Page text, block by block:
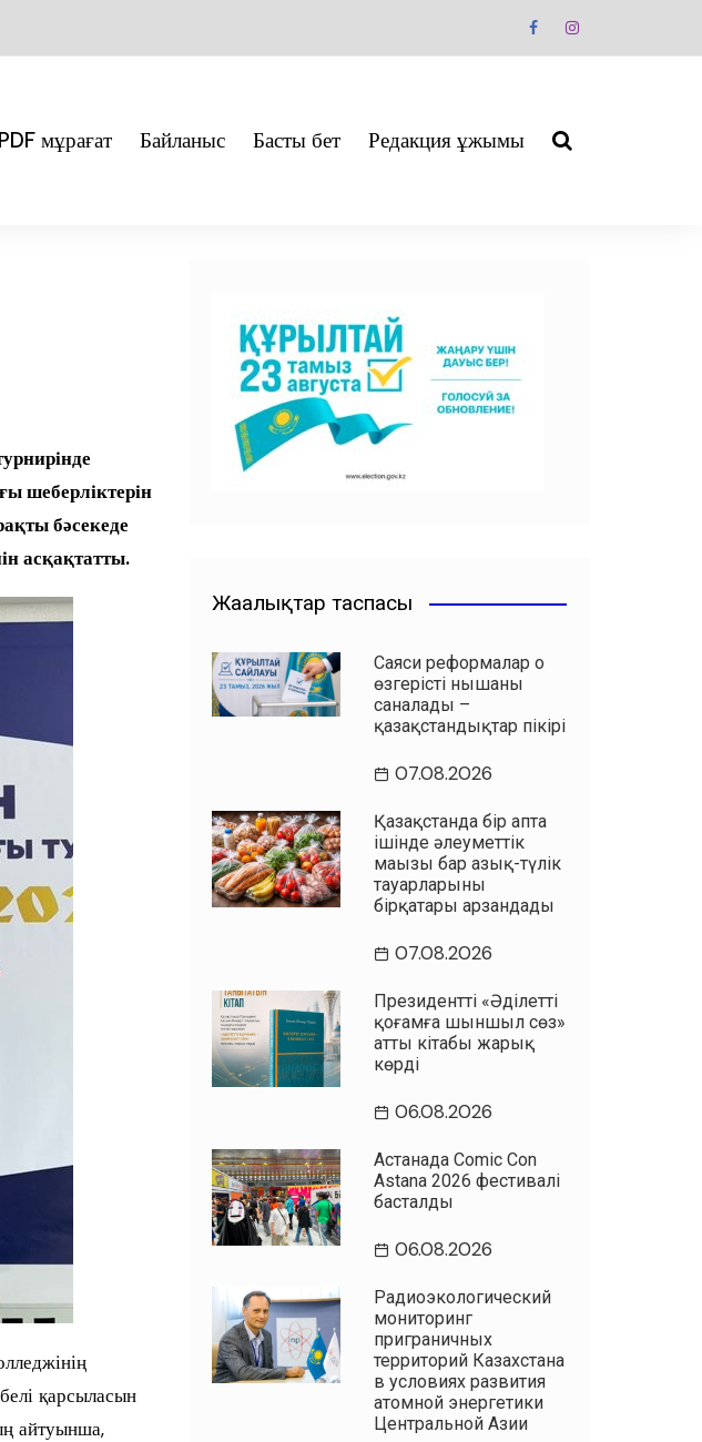
PDF мұрағат Байланыс Басты бет Редакция ұжымы
шеберліктерін
бәсекеде
асқақтатты.
қарсыласын
айтуынша,
Жаңалықтар таспасы
Саяси реформалар оң
өзгерістің нышаны
саналады –
қазақстандықтар пікірі
07.08.2026
Қазақстанда бір апта
ішінде әлеуметтік
маңызы бар азық-түлік
тауарларының
бірқатары арзандады
07.08.2026
Президенттің «Әділетті
қоғамға шыншыл сөз»
атты кітабы жарық
көрді
06.08.2026
Астанада Comic Con
Astana 2026 фестивалі
басталды
06.08.2026
Радиоэкологический
мониторинг
приграничных
территорий Казахстана
в условиях развития
атомной энергетики
Центральной Азии